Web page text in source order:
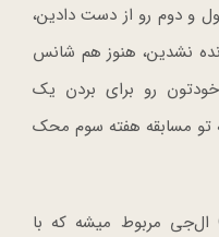
و دوم رو از دست دادین،
نشدین، هنوز هم شانس
رو برای بردن یک
تو مسابقه هفته سوم محک
این کمپین به تلویزیون‌های OLED ال‌جی مربوط میشه که با